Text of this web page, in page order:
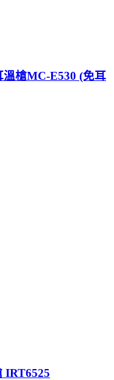
槍MC-E530 (免耳
IRT6525